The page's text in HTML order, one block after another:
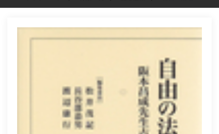
刊行予定
分類一覧
政治・経済・経営